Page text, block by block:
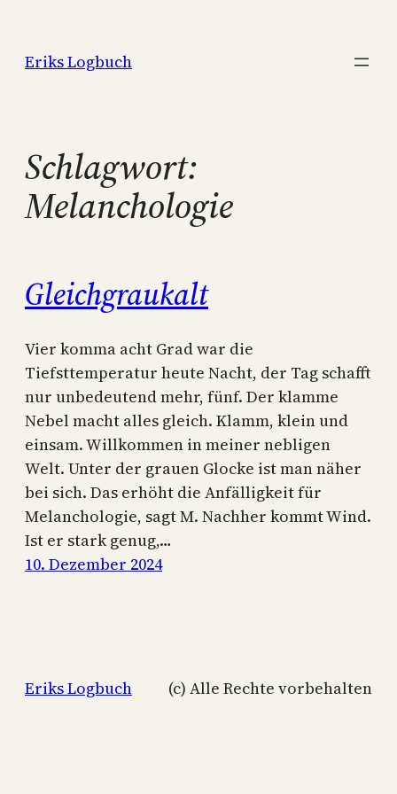
springen
Eriks Logbuch
Schlagwort:
Melanchologie
Gleichgraukalt
Vier komma acht Grad war die
Tiefsttemperatur heute Nacht, der Tag schafft
nur unbedeutend mehr, fünf. Der klamme
Nebel macht alles gleich. Klamm, klein und
einsam. Willkommen in meiner nebligen
Welt. Unter der grauen Glocke ist man näher
bei sich. Das erhöht die Anfälligkeit für
Melanchologie, sagt M. Nachher kommt Wind.
Ist er stark genug,…
10. Dezember 2024
Eriks Logbuch (c) Alle Rechte vorbehalten